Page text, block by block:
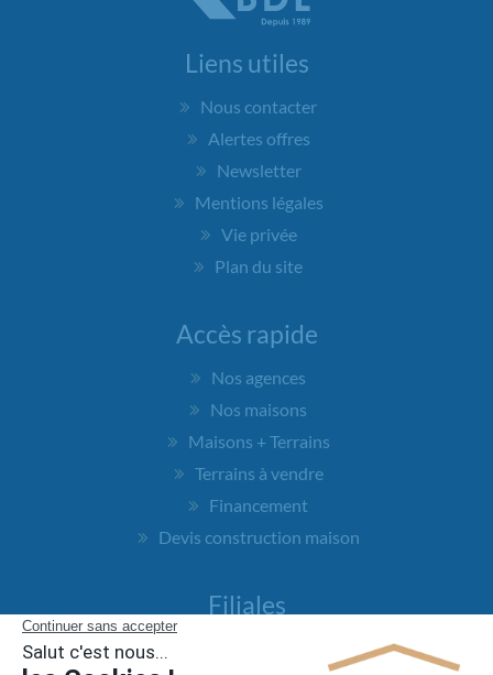
Liens utiles
Nous contacter
Alertes offres
Newsletter
Mentions légales
Vie privée
Plan du site
Accès rapide
Nos agences
Nos maisons
Maisons + Terrains
Terrains à vendre
Financement
Devis construction maison
Filiales
Chargement...